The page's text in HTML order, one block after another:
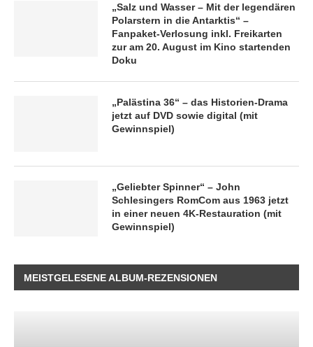
„Salz und Wasser – Mit der legendären
Polarstern in die Antarktis“ –
Fanpaket-Verlosung inkl. Freikarten
zur am 20. August im Kino startenden
Doku
„Palästina 36“ – das Historien-Drama
jetzt auf DVD sowie digital (mit
Gewinnspiel)
„Geliebter Spinner“ – John
Schlesingers RomCom aus 1963 jetzt
in einer neuen 4K-Restauration (mit
Gewinnspiel)
MEISTGELESENE ALBUM-REZENSIONEN